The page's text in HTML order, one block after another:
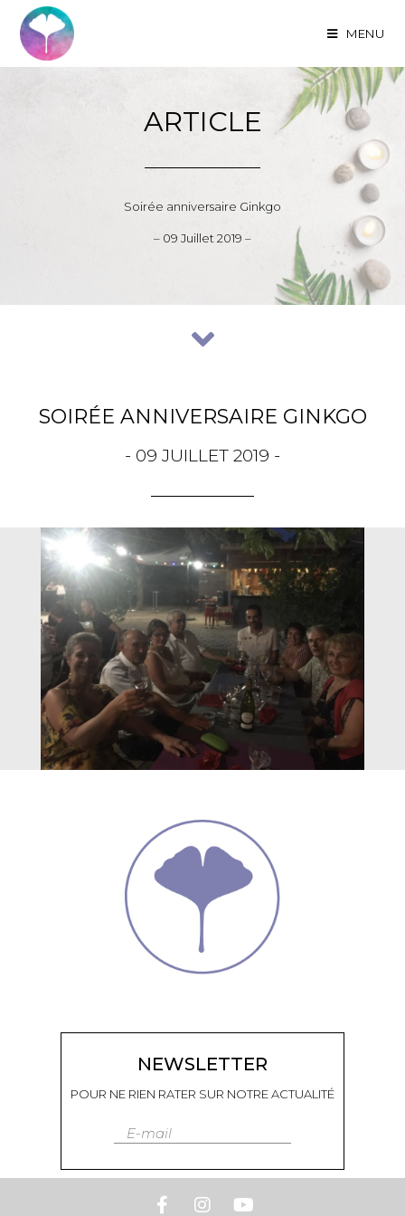
MENU
ARTICLE
Soirée anniversaire Ginkgo
– 09 Juillet 2019 –
SOIRÉE ANNIVERSAIRE GINKGO
- 09 JUILLET 2019 -
NEWSLETTER
POUR NE RIEN RATER SUR NOTRE ACTUALITÉ
E-mail